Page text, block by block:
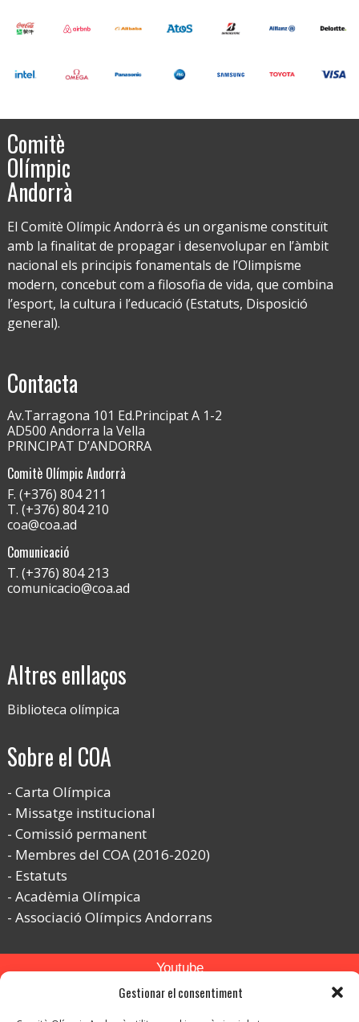
Gestionar el consentiment
Comitè
Olímpic
Andorrà
El Comitè Olímpic Andorrà és un organisme constituït
amb la finalitat de propagar i desenvolupar en l’àmbit
nacional els principis fonamentals de l’Olimpisme
modern, concebut com a filosofia de vida, que combina
l’esport, la cultura i l’educació (Estatuts, Disposició
general).
Contacta
Av.Tarragona 101 Ed.Principat A 1-2
AD500 Andorra la Vella
PRINCIPAT D’ANDORRA
Comitè Olímpic Andorrà
F. (+376) 804 211
T. (+376) 804 210
coa@coa.ad
Comunicació
T. (+376) 804 213
comunicacio@coa.ad
Altres enllaços
Biblioteca olímpica
Sobre el COA
Carta Olímpica
Missatge institucional
Comissió permanent
Membres del COA (2016-2020)
Estatuts
Acadèmia Olímpica
Associació Olímpics Andorrans
Youtube
Flickr